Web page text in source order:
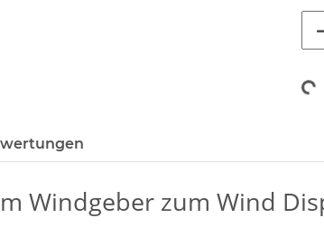
Windgeber zum Wind